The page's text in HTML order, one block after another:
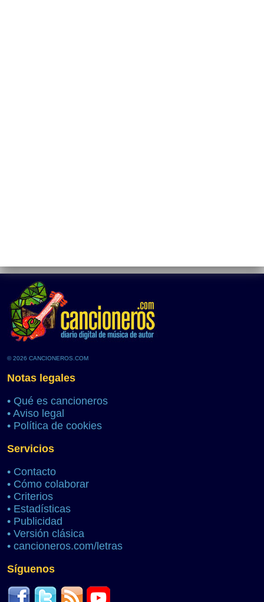
© 2026 CANCIONEROS.COM
Notas legales
• Qué es cancioneros
• Aviso legal
• Política de cookies
Servicios
• Contacto
• Cómo colaborar
• Criterios
• Estadísticas
• Publicidad
• Versión clásica
• cancioneros.com/letras
Síguenos